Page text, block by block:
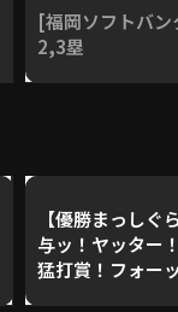
[福岡ソフトバン
2,3塁
【優勝まっしぐ
与ッ！ヤッター
猛打賞！フォー